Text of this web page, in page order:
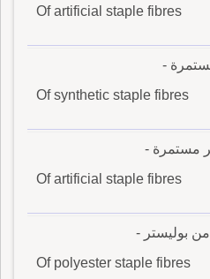
Of artificial staple fibres
-
Of synthetic staple fibres
مستمرة -
Of artificial staple fibres
بوليستر -
Of polyester staple fibres